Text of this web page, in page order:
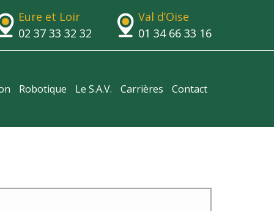
Eure et Loir
02 37 33 32 32
Val d’Oise
01 34 66 33 16
Robotique Le S.A.V. Carrières Contact